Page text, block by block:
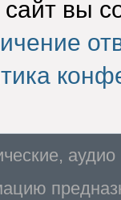
вы